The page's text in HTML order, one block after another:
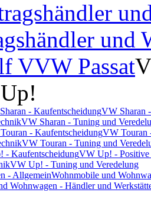
und
VVW Passat
- KaufentscheidungVW Sharan
VW Sharan - Tuning und
- KaufentscheidungVW Touran
VW Touran - Tuning und
- KaufentscheidungVW Up! - Positive
VW Up! - Tuning und Veredelung
- AllgemeinWohnmobile und
Wohnwagen - Händler und